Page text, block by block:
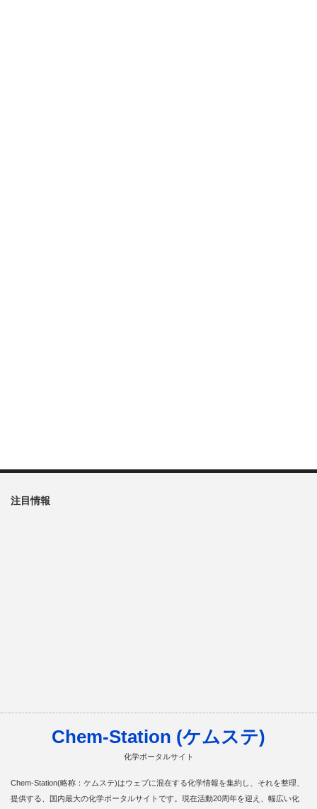
注目情報
Chem-Station (ケムステ)
化学ポータルサイト
Chem-Station(略称：ケムステ)はウェブに混在する化学情報を集約し、それを整理、
提供する、国内最大の化学ポータルサイトです。現在活動20周年を迎え、幅広い化